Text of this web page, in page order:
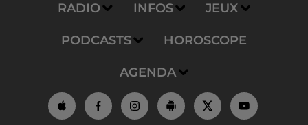
RADIO INFOS JEUX
PODCASTS HOROSCOPE
AGENDA